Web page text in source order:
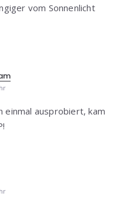
vom Sonnenlicht
einmal ausprobiert, kam